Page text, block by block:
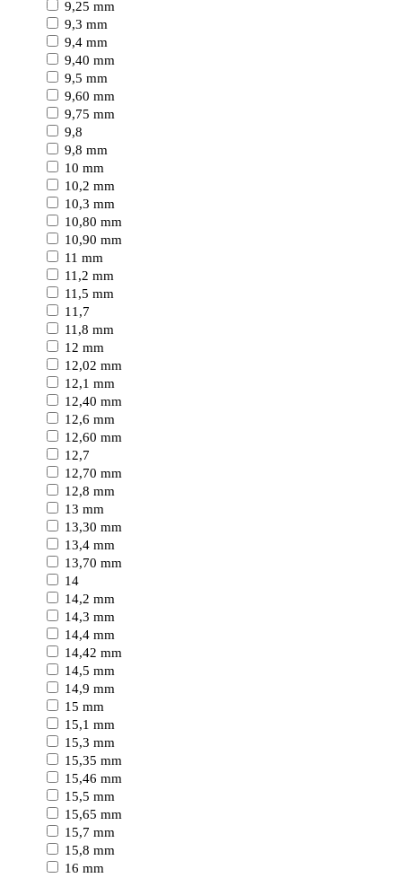
9,25 mm
9,3 mm
9,4 mm
9,40 mm
9,5 mm
9,60 mm
9,75 mm
9,8
9,8 mm
10 mm
10,2 mm
10,3 mm
10,80 mm
10,90 mm
11 mm
11,2 mm
11,5 mm
11,7
11,8 mm
12 mm
12,02 mm
12,1 mm
12,40 mm
12,6 mm
12,60 mm
12,7
12,70 mm
12,8 mm
13 mm
13,30 mm
13,4 mm
13,70 mm
14
14,2 mm
14,3 mm
14,4 mm
14,42 mm
14,5 mm
14,9 mm
15 mm
15,1 mm
15,3 mm
15,35 mm
15,46 mm
15,5 mm
15,65 mm
15,7 mm
15,8 mm
16 mm